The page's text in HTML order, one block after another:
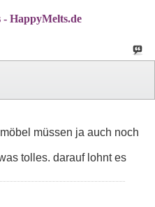
HappyMelts.de
müssen ja auch noch
tolles. darauf lohnt es